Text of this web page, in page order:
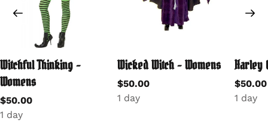
Online-Reservierungen
Mobile App
Verwaltung der Bestände
Website-Builder
Online-Buchungsseite
Alle Merkmale
Lieferungen
WordPress
Squarespace